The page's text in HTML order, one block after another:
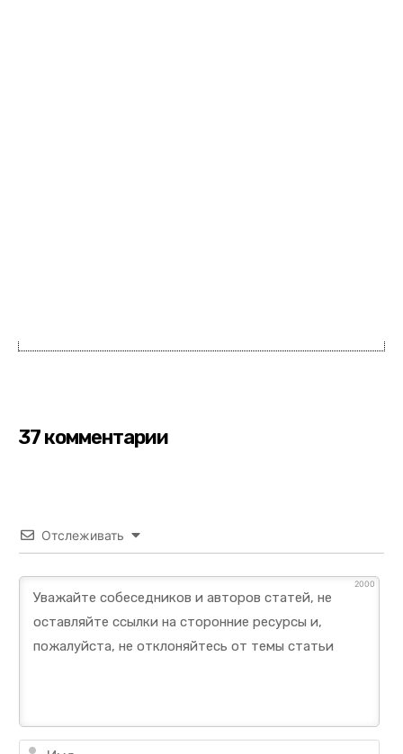
37 комментарии
Отслеживать
2000